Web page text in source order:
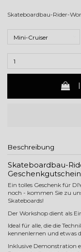
Skateboardbau-Rider-
Beschreibung
Skateboardbau-
Ein tolles Geschenk für
noch - kommen Sie zu
Skateboards!
Der Workshop dient als
Ideal für alle, die die
kennenlernen und etwas
Inklusive Demonstration